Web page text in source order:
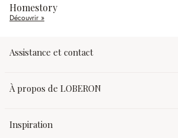
Homestory
Découvrir »
Assistance et contact
À propos de LOBERON
Inspiration